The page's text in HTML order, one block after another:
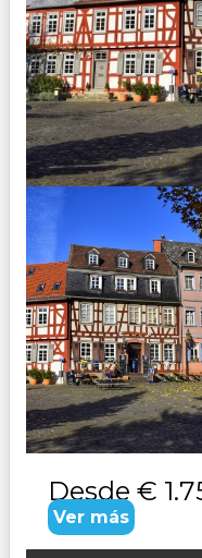
ALEMANIA
SELVA
Duración:
8Días7
Paquete Turístico 8
Frankfurt,
Desde €
Ver más